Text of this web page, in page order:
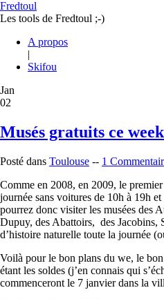
Fredtoul
Les tools de Fredtoul ;-)
A propos
|
Skifou
Jan
02
Musés gratuits ce
Posté dans Toulouse -- 1
Comme en 2008, en 2009, le
journée sans voitures de 10h à 19h
pourrez donc visiter les musées des
Dupuy, des Abattoirs, des Jacobins,
d’histoire naturelle toute la journée
Voilà pour le bon plans du we, le
étant les soldes (j’en connais qui
commenceront le 7 janvier dans la